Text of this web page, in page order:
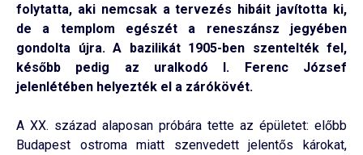
folytatta, aki nemcsak a tervezés hibáit javította ki,
de a templom egészét a reneszánsz jegyében
gondolta újra. A bazilikát 1905-ben szentelték fel,
később pedig az uralkodó I. Ferenc József
jelenlétében helyezték el a zárókövét.
A XX. század alaposan próbára tette az épületet: előbb
Budapest ostroma miatt szenvedett jelentős károkat,